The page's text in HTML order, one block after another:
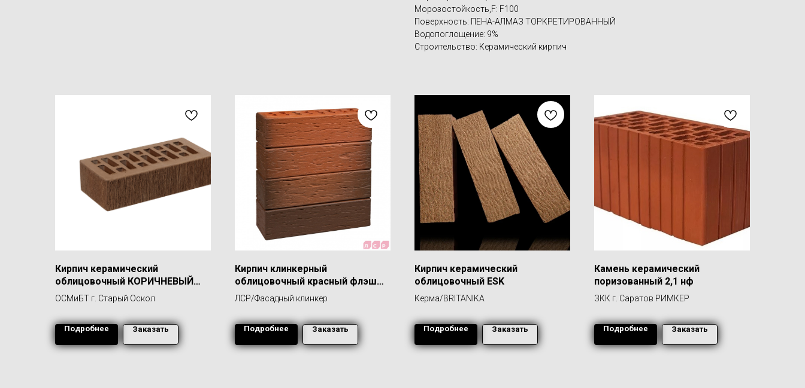
Морозостойкость,F: F100
Поверхность: ПЕНА-АЛМАЗ ТОРКРЕТИРОВАННЫЙ
Водопоглощение: 9%
Строительство: Керамический кирпич
Кирпич керамический
облицовочный КОРИЧНЕВЫЙ
БАРХАТ
ОСМиБТ г. Старый Оскол
Подробнее Заказать
Кирпич клинкерный
облицовочный красный флэш
"Ноттингем", поверхность
ЛСР/Фасадный клинкер
Подробнее Заказать
Кирпич керамический
облицовочный ESK
Керма/BRITANIKA
Подробнее Заказать
Камень керамический
поризованный 2,1 нф
ЗКК г. Саратов РИМКЕР
Подробнее Заказать